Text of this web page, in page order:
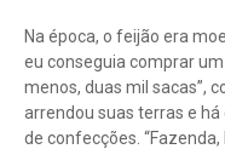
Na época, o feijão era
eu conseguia comprar
menos, duas mil sacas”,
arrendou suas terras e
de confecções.